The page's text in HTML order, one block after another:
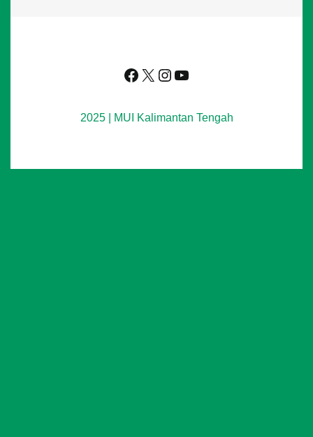
Facebook
X Instagram
YouTube
2025 | MUI Kalimantan Tengah